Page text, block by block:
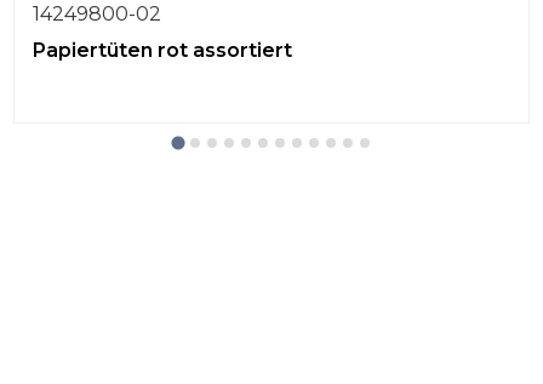
14249800-02
Papiertüten rot assortiert